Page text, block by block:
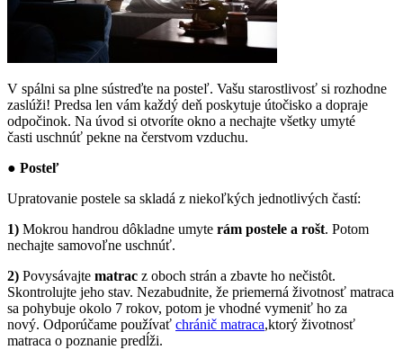
V spálni sa plne sústreďte na posteľ. Vašu starostlivosť si rozhodne
zaslúži! Predsa len vám každý deň poskytuje útočisko a dopraje
odpočinok. Na úvod si otvoríte okno a nechajte všetky umyté
časti uschnúť pekne na čerstvom vzduchu.
● Posteľ
Upratovanie postele sa skladá z niekoľkých jednotlivých častí:
1) Mokrou handrou dôkladne umyte rám postele a rošt. Potom
nechajte samovoľne uschnúť.
2) Povysávajte matrac z oboch strán a zbavte ho nečistôt.
Skontrolujte jeho stav. Nezabudnite, že priemerná životnosť matraca
sa pohybuje okolo 7 rokov, potom je vhodné vymeniť ho za
nový. Odporúčame používať chránič matraca,ktorý životnosť
matraca o poznanie predĺži.